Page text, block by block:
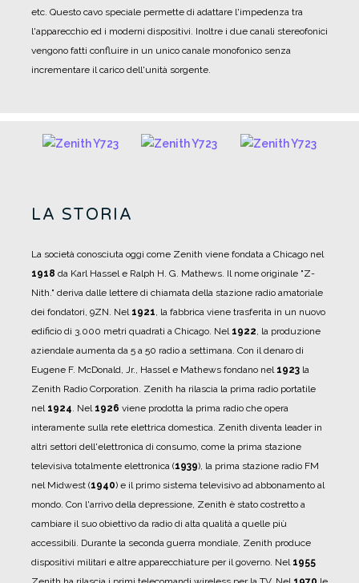
etc. Questo cavo speciale permette di adattare l'impedenza tra
l'apparecchio ed i moderni dispositivi. Inoltre i due canali stereofonici
vengono fatti confluire in un unico canale monofonico senza
incrementare il carico dell'unità sorgente.
LA STORIA
La società conosciuta oggi come Zenith viene fondata a Chicago nel
1918 da Karl Hassel e Ralph H. G. Mathews. Il nome originale "Z-
Nith." deriva dalle lettere di chiamata della stazione radio amatoriale
dei fondatori, 9ZN. Nel 1921 , la fabbrica viene trasferita in un nuovo
edificio di 3.000 metri quadrati a Chicago. Nel 1922 , la produzione
aziendale aumenta da 5 a 50 radio a settimana. Con il denaro di
Eugene F. McDonald, Jr., Hassel e Mathews fondano nel 1923 la
Zenith Radio Corporation. Zenith ha rilascia la prima radio portatile
nel 1924 Nel 1926 viene prodotta la prima radio che opera
interamente sulla rete elettrica domestica. Zenith diventa leader in
altri settori dell'elettronica di consumo, come la prima stazione
televisiva totalmente elettronica (1939), la prima stazione radio FM
nel Midwest (1940) e il primo sistema televisivo ad abbonamento al
mondo. Con l'arrivo della depressione, Zenith è stato costretto a
cambiare il suo obiettivo da radio di alta qualità a quelle più
accessibili. Durante la seconda guerra mondiale, Zenith produce
dispositivi militari e altre apparecchiature per il governo. Nel 1955